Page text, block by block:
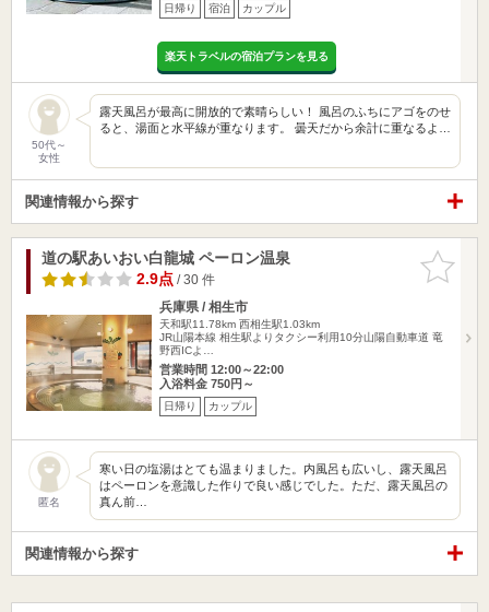
日帰り 宿泊 カップル
楽天トラベルの宿泊プランを見る
50代～
女性
露天風呂が最高に開放的で素晴らしい！ 風呂のふちにアゴをのせ
ると、湯面と水平線が重なります。 曇天だから余計に重なるよ…
関連情報から探す
お気に入
りに追加
道の駅あいおい白龍城 ペーロン温泉
2.9点/ 30 件
兵庫県 / 相生市
天和駅11.78km 西相生駅1.03km
JR山陽本線 相生駅よりタクシー利用10分山陽自動車道 竜
野西ICよ…
営業時間 12:00～22:00
入浴料金 750円～
日帰り カップル
匿名
寒い日の塩湯はとても温まりました。内風呂も広いし、露天風呂
はペーロンを意識した作りで良い感じでした。ただ、露天風呂の
真ん前…
関連情報から探す